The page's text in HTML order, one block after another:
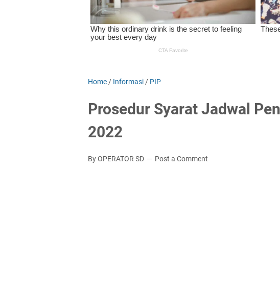
Home / Informasi / PIP
Prosedur Syarat Jadwal
2022
By OPERATOR SD Post a Comment